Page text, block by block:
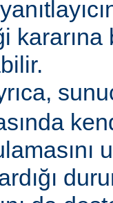
kararına